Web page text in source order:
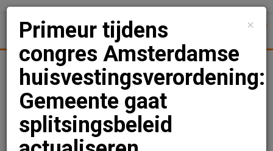
Nieuws Uitgelicht Achtergronden Woningmarkt
Primeur tijdens congres
Amsterdamse
×
Primeur tijdens
congres Amsterdamse
huisvestingsverordening:
Gemeente gaat
splitsingsbeleid